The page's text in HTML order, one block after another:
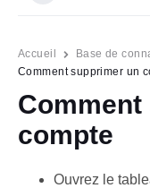
Accueil Base de
Comment supprimer un
compte
Ouvrez le